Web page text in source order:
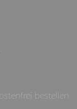
bestellen